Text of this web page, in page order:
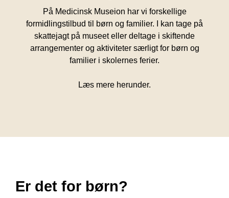
På Medicinsk Museion har vi forskellige
formidlingstilbud til børn og familier. I kan tage på
skattejagt på museet eller deltage i skiftende
arrangementer og aktiviteter særligt for børn og
familier i skolernes ferier.
Læs mere herunder.
Er det for børn?